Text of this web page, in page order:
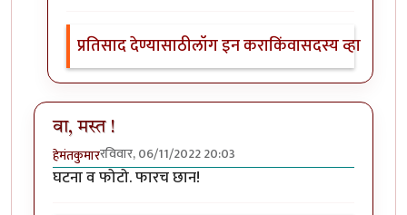
प्रतिसाद देण्यासाठीलॉग इन कराकिंवासदस्य व्हा
वा, मस्त !
हेमंतकुमाररविवार, 06/11/2022 20:03
घटना व फोटो. फारच छान!